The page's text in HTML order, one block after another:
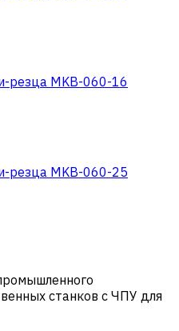
резца MKB-060-16
резца MKB-060-25
станков с ЧПУ для